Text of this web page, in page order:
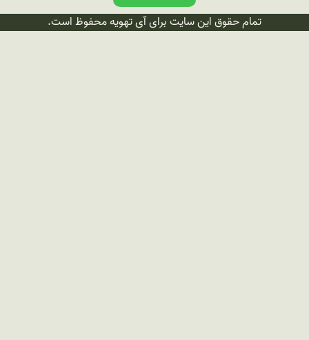
تمام حقوق این سایت برای آی تهویه محفوظ است.